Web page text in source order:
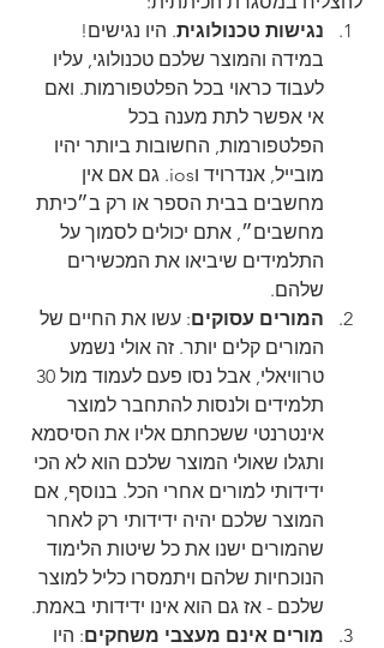
נגישות טכנולוגית. היו נגישים!
במידה והמוצר שלכם טכנולוגי, עליו
לעבוד כראוי בכל הפלטפורמות. ואם
אי אפשר לתת מענה בכל
הפלטפורמות, החשובות ביותר יהיו
מובייל, אנדרויד וios. גם אם אין
מחשבים בבית הספר או רק ב״כיתת
מחשבים״, אתם יכולים לסמוך על
התלמידים שיביאו את המכשירים
שלהם.
המורים עסוקים: עשו את החיים של
המורים קלים יותר. זה אולי נשמע
תלמידים ולנסות להתחבר למוצר
אינטרנטי ששכחתם אליו את הסיסמא
ותגלו שאולי המוצר שלכם הוא לא הכי
ידידותי למורים אחרי הכל. בנוסף, אם
המוצר שלכם יהיה ידידותי רק לאחר
שהמורים ישנו את כל שיטות הלימוד
הנוכחיות שלהם ויתמסרו כליל למוצר
שלכם - אז גם הוא אינו ידידותי באמת.
מורים אינם מעצבי משחקים: היו